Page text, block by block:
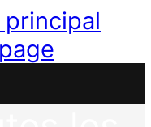
principal